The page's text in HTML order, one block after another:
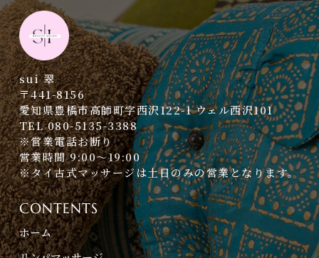
sui 翠
〒441-8156
愛知県豊橋市高師町字西沢122-1 ウェル西沢101
TEL 080-5135-3388
※営業電話お断り
営業時間 9:00～19:00
※タイ古式マッサージは土日のみの営業となります。
CONTENTS
ホーム